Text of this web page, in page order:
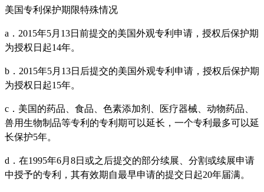
美国专利保护期限特殊情况
a．2015年5月13日前提交的美国外观专利申请，授权后保护期
为授权日起14年。
b．2015年5月13日后提交的美国外观专利申请，授权后保护期
为授权日起15年。
c．美国的药品、食品、色素添加剂、医疗器械、动物药品、
兽用生物制品等专利的专利期可以延长，一个专利最多可以延
长保护5年。
d．在1995年6月8日或之后提交的部分续展、分割或续展申请
中授予的专利，其有效期自最早申请的提交日起20年届满。